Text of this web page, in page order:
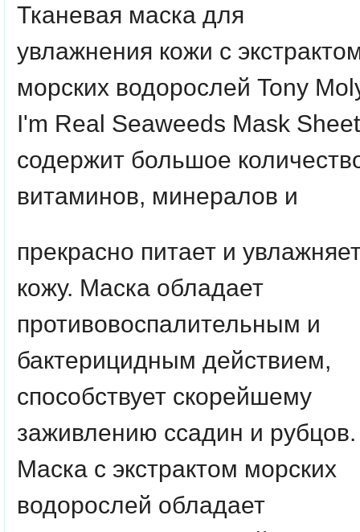
Тканевая маска для
увлажнения кожи с
морских водорослей Tony
I'm Real Seaweeds Mask Sheet
содержит большое
витаминов, минералов и
прекрасно питает и
кожу. Маска обладает
противовоспалительным и
бактерицидным действием,
способствует скорейшему
заживлению ссадин и рубцов.
Маска с экстрактом морских
водорослей обладает